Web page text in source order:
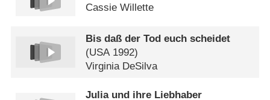
Cassie Willette
Bis daß der Tod euch scheidet
(USA 1992)
Virginia DeSilva
Julia und ihre Liebhaber